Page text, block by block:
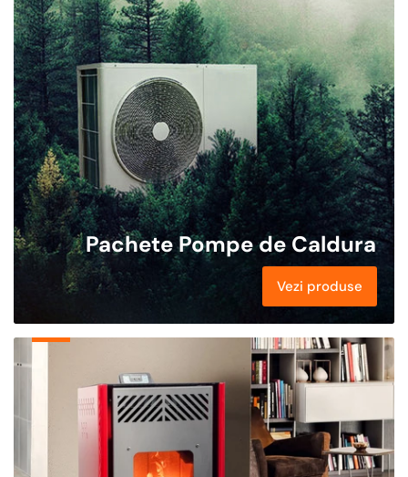
Caldura
Pachete Pompe de Caldura
Vezi produse
Pachete
Termice